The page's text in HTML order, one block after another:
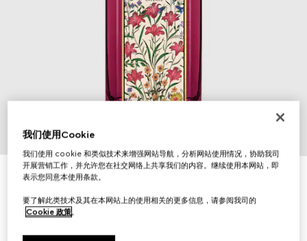
古驰绮梦馥栀香型女士香水，100毫升
我们使用Cookie
我们使用 cookie 和类似技术来增强网站导航，分析网站使用情况，协助我司
开展营销工作，并允许您在社交网络上共享我们的内容。继续使用本网站，即
表示您同意本使用条款。
要了解此类技术及其在本网站上的使用相关的更多信息，请参阅我司的
Cookie 政策。